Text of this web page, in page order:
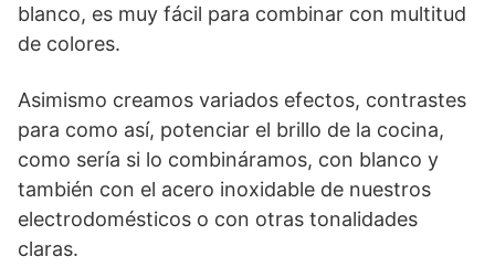
blanco, es muy fácil para combinar con multitud
de colores.
Asimismo creamos variados efectos, contrastes
para como así, potenciar el brillo de la cocina,
como sería si lo combináramos, con blanco y
también con el acero inoxidable de nuestros
electrodomésticos o con otras tonalidades
claras.